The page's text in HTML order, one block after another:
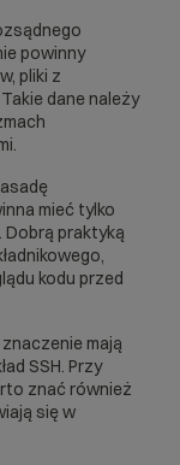
powinny
pliki z
dane należy
mieć tylko
praktyką
kodu przed
mają
SSH. Przy
znać również
się w